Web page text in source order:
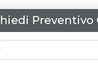
Preventivo